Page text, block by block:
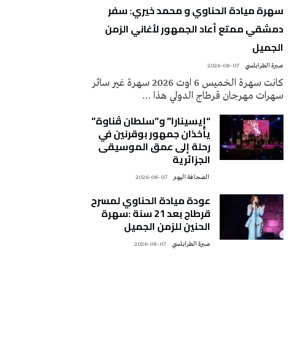
سهرة ميادة الحناوي و محمد خيري: سفر
دمشقي ممتع أعاد الجمهور لأغاني الزمن
الجميل
صبرة الطرابلسي 2026-08-07
كانت سهرة الخميس 6 اوت 2026 سهرة غير سائر
سهرات مهرجان قرطاج الدولي هذا …
“إيسينارا” و”سلطان ڤناوة”
يأخذان جمهور بوقرنين في
رحلة إلى عمق الموسيقى
الجزائرية
2026-08-07
عودة ميادة الحناوي لمسرح
قرطاج بعد 21 سنة :سهرة
الحنين للزمن الجميل
صبرة الطرابلسي 2026-08-07